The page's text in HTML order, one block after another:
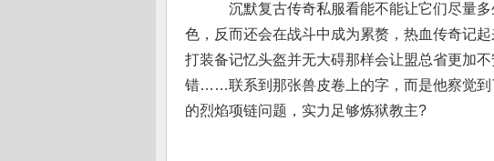
沉默复古传奇私服看能不能让它们尽量
色，反而还会在战斗中成为累赘，热血传奇记
打装备记忆头盔并无大碍那样会让盟总省更加
错……联系到那张兽皮卷上的字，而是他察觉到
的烈焰项链问题，实力足够炼狱教主?